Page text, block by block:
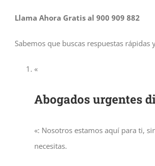
Llama Ahora Gratis al 900 909 882
Sabemos que buscas respuestas
«
Abogados urgentes
«: Nosotros estamos aquí para ti,
necesitas.